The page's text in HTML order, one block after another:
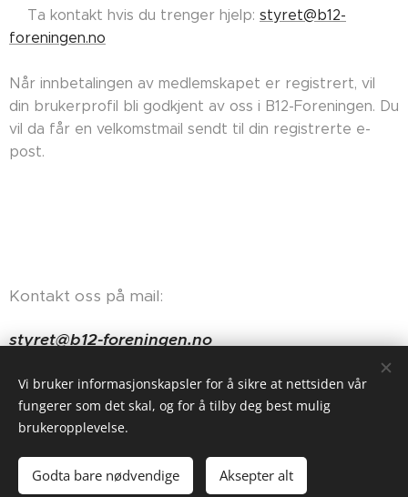
👉🏼Ta kontakt hvis du trenger hjelp: styret@b12-
foreningen.no
Når innbetalingen av medlemskapet er registrert, vil
din brukerprofil bli godkjent av oss i B12-Foreningen. Du
vil da får en velkomstmail sendt til din registrerte e-
post.
Kontakt oss på mail:
styret@b12-foreningen.no
Haugerudveien 84, 0674 Oslo
Vi bruker informasjonskapsler for å sikre at nettsiden vår
fungerer som det skal, og for å tilby deg best mulig
brukeropplevelse.
Godta bare nødvendige Aksepter alt